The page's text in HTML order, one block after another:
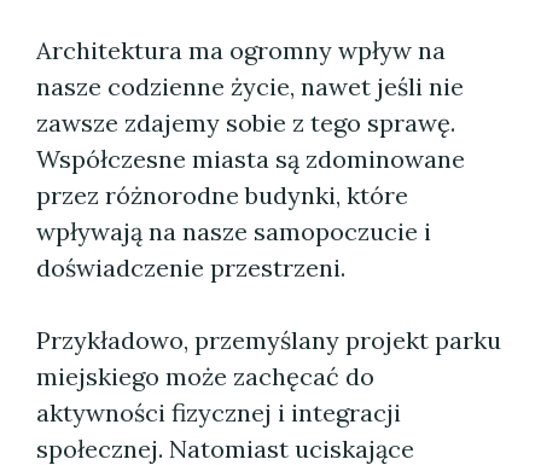
Architektura ma ogromny wpływ na
nasze codzienne życie, nawet jeśli nie
zawsze zdajemy sobie z tego sprawę.
Współczesne miasta są zdominowane
przez różnorodne budynki, które
wpływają na nasze samopoczucie i
doświadczenie przestrzeni.
Przykładowo, przemyślany projekt parku
miejskiego może zachęcać do
aktywności fizycznej i integracji
społecznej. Natomiast uciskające